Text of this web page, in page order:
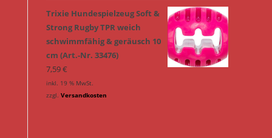
Trixie Hundespielzeug Soft &
Strong Rugby TPR weich
schwimmfähig & geräusch 10
cm (Art.-Nr. 33476)
7,59€
inkl. 19 % MwSt.
zzgl. Versandkosten